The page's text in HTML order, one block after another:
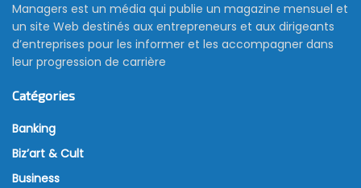
Managers est un média qui publie un magazine mensuel et
un site Web destinés aux entrepreneurs et aux dirigeants
d’entreprises pour les informer et les accompagner dans
leur progression de carrière
Catégories
Banking
Biz’art & Cult
Business